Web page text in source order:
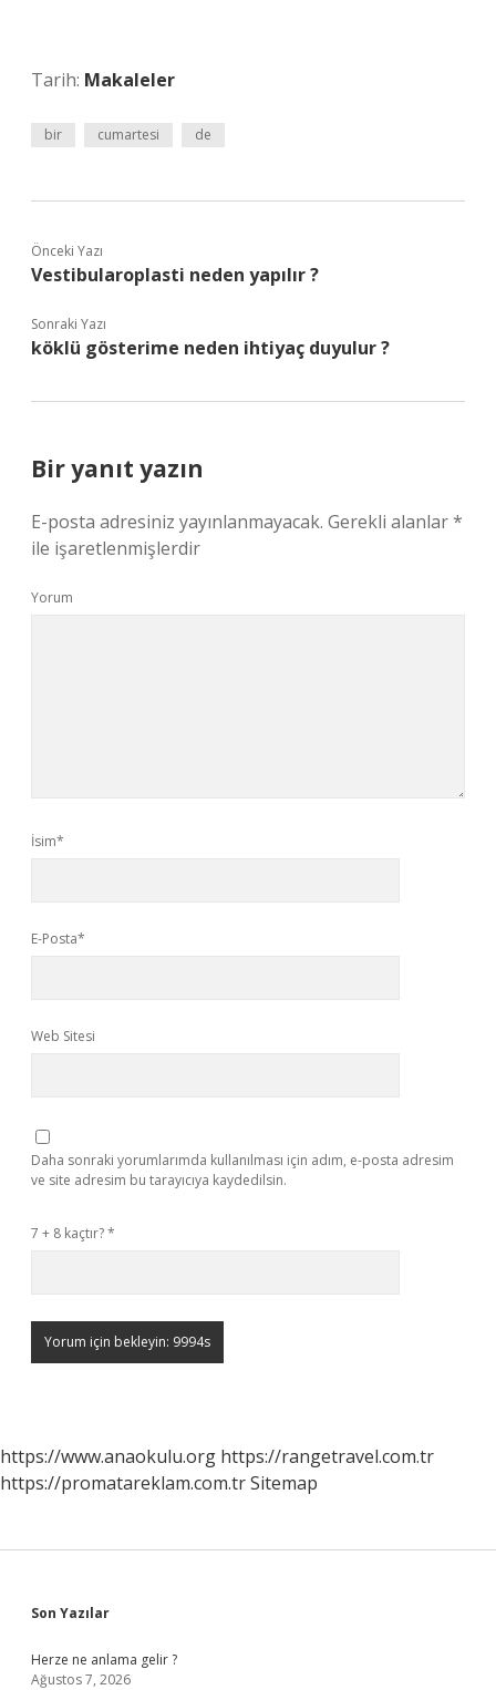
Tarih: Makaleler
bir cumartesi de
Önceki Yazı
Vestibularoplasti neden yapılır ?
Sonraki Yazı
köklü gösterime neden ihtiyaç duyulur ?
Bir yanıt yazın
E-posta adresiniz yayınlanmayacak. Gerekli alanlar*
ile işaretlenmişlerdir
Yorum
İsim*
E-Posta*
Web Sitesi
Daha sonraki yorumlarımda kullanılması için adım, e-posta adresim
ve site adresim bu tarayıcıya kaydedilsin.
7 + 8 kaçtır?*
https://www.anaokulu.org https://rangetravel.com.tr
https://promatareklam.com.trSitemap
Sidebar
Son Yazılar
Herze ne anlama gelir ?
Ağustos 7, 2026